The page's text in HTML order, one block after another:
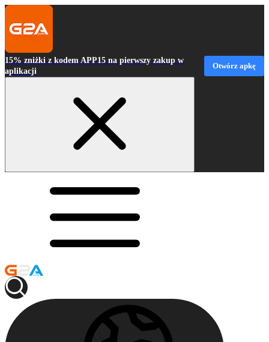
15% zniżki z kodem APP15 na pierwszy zakup w
aplikacji
Otwórz apkę